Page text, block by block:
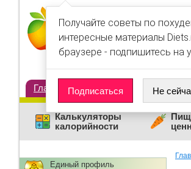
Главная Диеты Статьи
Калькуляторы
калорийности
Единый профиль
Получайте советы по
интересные материалы
браузере - подпишитесь на
Подписаться Не